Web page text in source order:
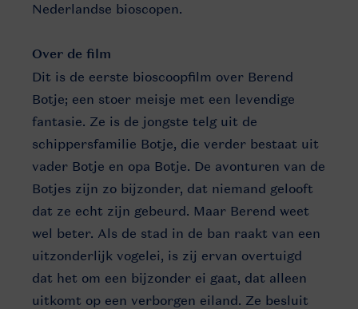
Nederlandse bioscopen.
Over de film
Dit is de eerste bioscoopfilm over Berend
Botje; een stoer meisje met een levendige
fantasie. Ze is de jongste telg uit de
schippersfamilie Botje, die verder bestaat uit
vader Botje en opa Botje. De avonturen van de
Botjes zijn zo bijzonder, dat niemand gelooft
dat ze echt zijn gebeurd. Maar Berend weet
wel beter. Als de stad in de ban raakt van een
uitzonderlijk vogelei, is zij ervan overtuigd
dat het om een bijzonder ei gaat, dat alleen
uitkomt op een verborgen eiland. Ze besluit